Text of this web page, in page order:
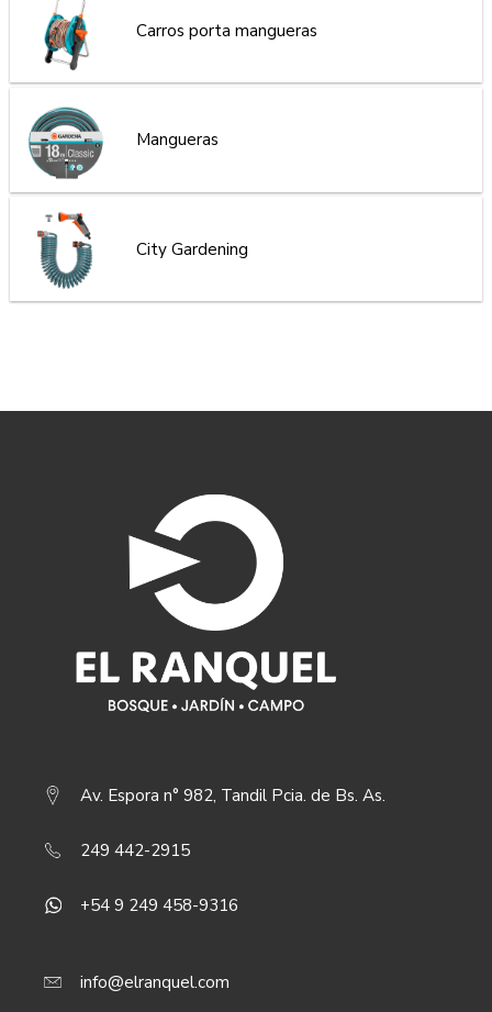
Carros porta mangueras
Mangueras
City Gardening
Av. Espora n° 982, Tandil Pcia. de Bs. As.
249 442-2915
+54 9 249 458-9316
info@elranquel.com